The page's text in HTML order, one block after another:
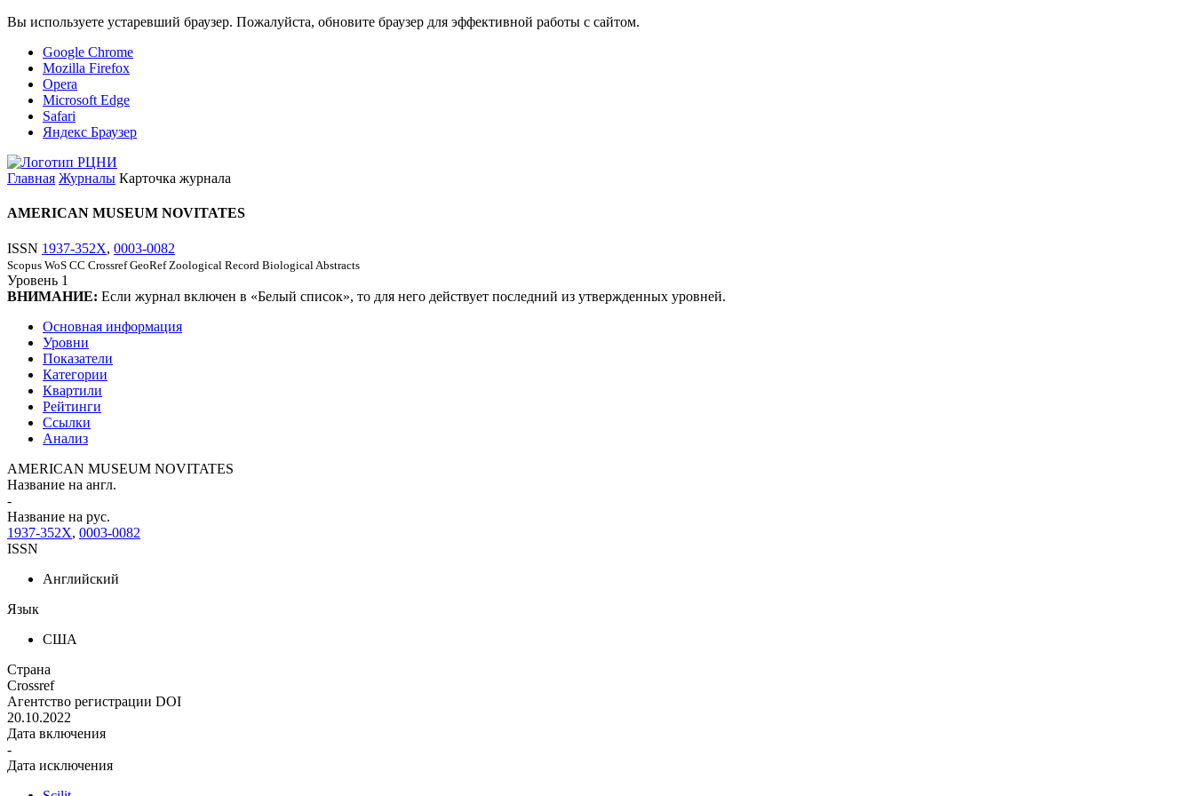
Вы используете устаревший браузер. Пожалуйста, обновите браузер для эффективной работы с сайтом.
Google Chrome
Mozilla Firefox
Opera
Microsoft Edge
Safari
Яндекс Браузер
Главная Журналы Карточка журнала
AMERICAN MUSEUM NOVITATES
ISSN 1937-352X, 0003-0082
Scopus WoS CC Crossref GeoRef Zoological Record Biological Abstracts
Уровень 1
ВНИМАНИЕ: Если журнал включен в «Белый список», то для него действует последний из утвержденных уровней.
Основная информация
Уровни
Показатели
Категории
Квартили
Рейтинги
Ссылки
Анализ
AMERICAN MUSEUM NOVITATES
Название на англ.
-
Название на рус.
1937-352X, 0003-0082
ISSN
Английский
Язык
США
Страна
Crossref
Агентство регистрации DOI
20.10.2022
Дата включения
-
Дата исключения